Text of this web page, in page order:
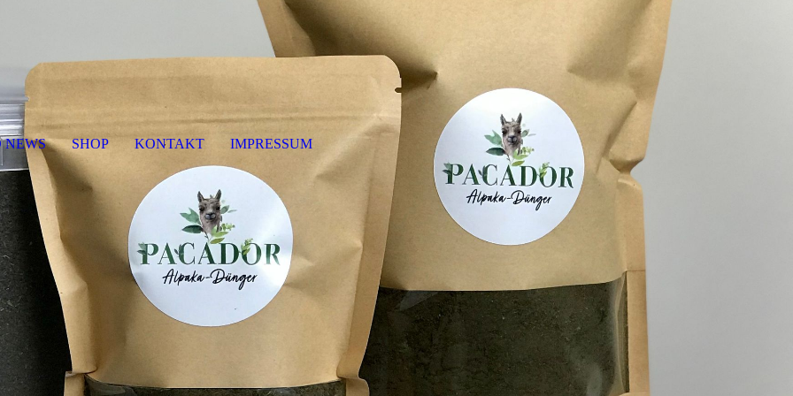
NEWS SHOP KONTAKT IMPRESSUM